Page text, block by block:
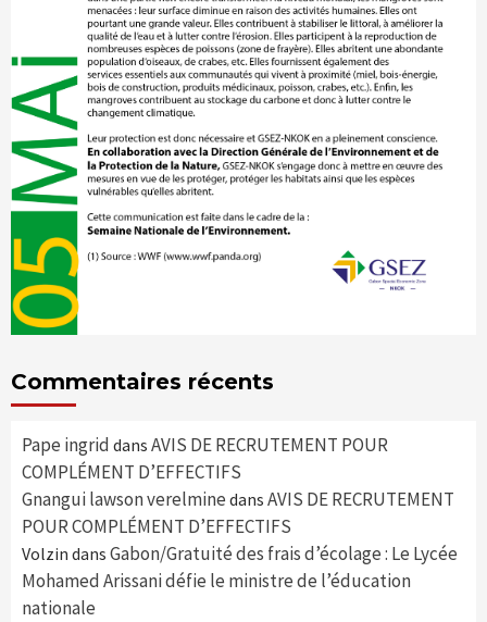
Commentaires récents
Pape ingrid dans AVIS DE RECRUTEMENT POUR
COMPLÉMENT D’EFFECTIFS
Gnangui lawson verelmine dans AVIS DE RECRUTEMENT
POUR COMPLÉMENT D’EFFECTIFS
Volzin dans Gabon/Gratuité des frais d’écolage : Le Lycée
Mohamed Arissani défie le ministre de l’éducation
nationale